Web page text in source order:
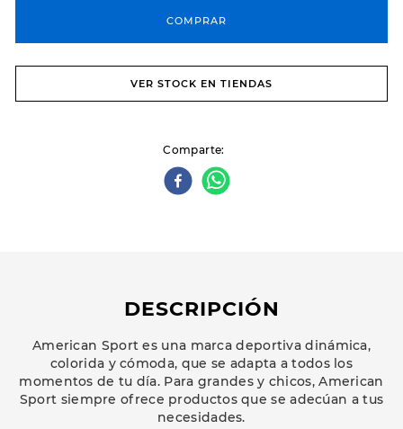
COMPRAR
VER STOCK EN TIENDAS
Comparte
DESCRIPCIÓN
American Sport es una marca deportiva dinámica,
colorida y cómoda, que se adapta a todos los
momentos de tu día. Para grandes y chicos, American
Sport siempre ofrece productos que se adecúan a tus
necesidades.